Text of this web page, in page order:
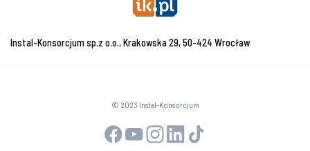
Instal-Konsorcjum sp.z o.o., Krakowska 29, 50-424 Wrocław
© 2023 Instal-Konsorcjum